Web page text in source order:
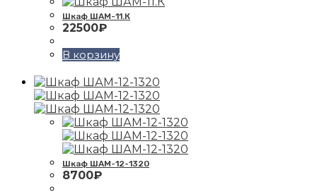
Шкаф ШАМ-11.К
22500₽
В корзину
Шкаф ШАМ-12-1320
8700₽